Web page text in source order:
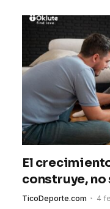
El
construye,
TicoDeporte.com 4